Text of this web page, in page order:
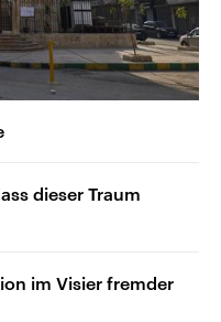
dieser Traum
im Visier fremder